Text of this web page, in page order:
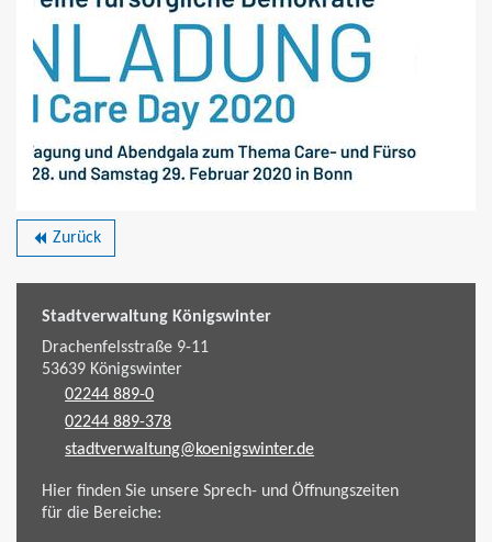
backward Zurück
Stadtverwaltung Königswinter
Drachenfelsstraße 9-11
53639Königswinter
02244 889-0
02244 889-378
stadtverwaltung@koenigswinter.de
Hier finden Sie unsere Sprech- und Öffnungszeiten
für die Bereiche: